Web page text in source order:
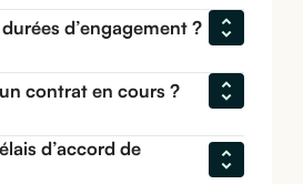
d’engagement ?
contrat en cours ?
d’accord de